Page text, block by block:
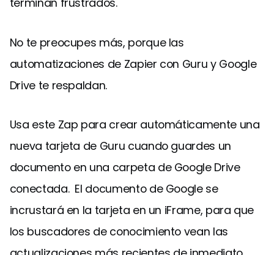
No te preocupes más, porque las
automatizaciones de Zapier con Guru y Google
Drive te respaldan.
Usa este Zap para crear automáticamente una
nueva tarjeta de Guru cuando guardes un
documento en una carpeta de Google Drive
conectada. El documento de Google se
incrustará en la tarjeta en un iFrame, para que
los buscadores de conocimiento vean las